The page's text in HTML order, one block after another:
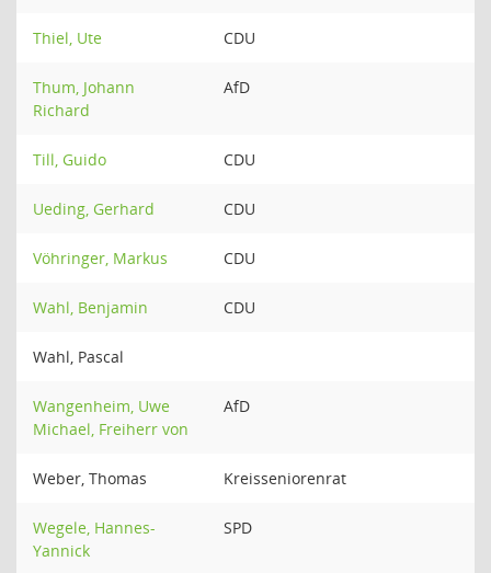
Thiel, Ute CDU
Thum, Johann
Richard
AfD
Till, Guido CDU
Ueding, Gerhard CDU
Vöhringer, Markus CDU
Wahl, Benjamin CDU
Wahl, Pascal
Wangenheim, Uwe
Michael, Freiherr von
AfD
Weber, Thomas Kreisseniorenrat
Wegele, Hannes-
Yannick
SPD